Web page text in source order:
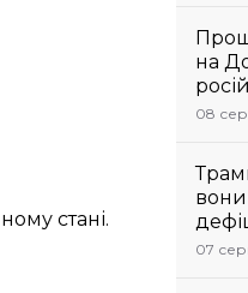
стані.
на
08
вони
07